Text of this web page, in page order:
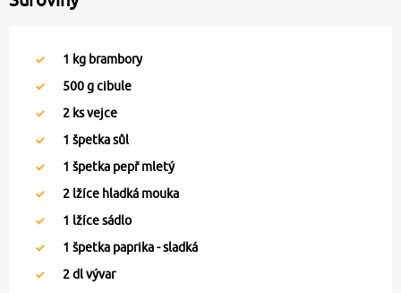
1 kg brambory
500g cibule
2 ks vejce
1 špetka sůl
1 špetka pepř mletý
2 lžíce hladká mouka
1 lžíce sádlo
1 špetka paprika - sladká
2dl vývar